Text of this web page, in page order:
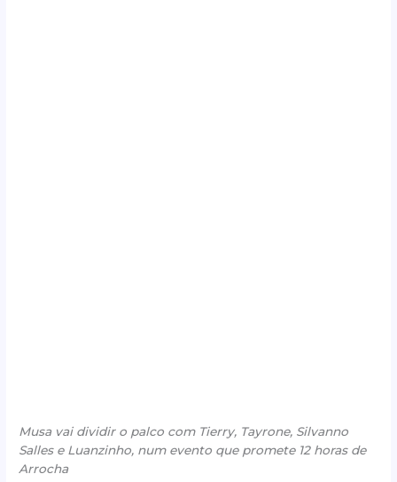
Musa vai dividir o palco com Tierry, Tayrone, Silvanno
Salles e Luanzinho, num evento que promete 12 horas de
Arrocha